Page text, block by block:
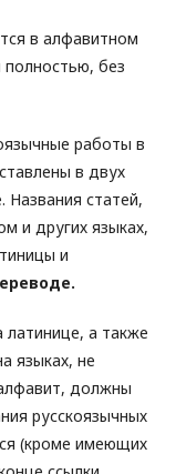
в алфавитном
полностью, без
работы в
в двух
Названия статей,
и других языках,
и
латинице, а также
языках, не
должны
русскоязычных
(кроме имеющих